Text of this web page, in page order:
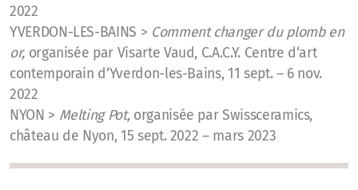
2022
YVERDON-LES-BAINS > Comment changer du plomb en
or,organisée par Visarte Vaud, C.A.C.Y. Centre d‘art
contemporain d‘Yverdon-les-Bains, 11 sept. – 6 nov.
2022
NYON > Melting Pot, organisée par Swissceramics,
château de Nyon, 15 sept. 2022 – mars 2023